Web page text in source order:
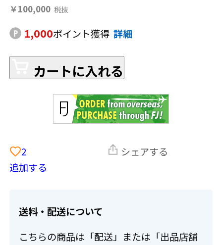
￥100,000
1,000ポイント獲得 詳細
カートに入れる
2
追加する
シェアする
送料・配送について
こちらの商品は「配送」または「出品店舗